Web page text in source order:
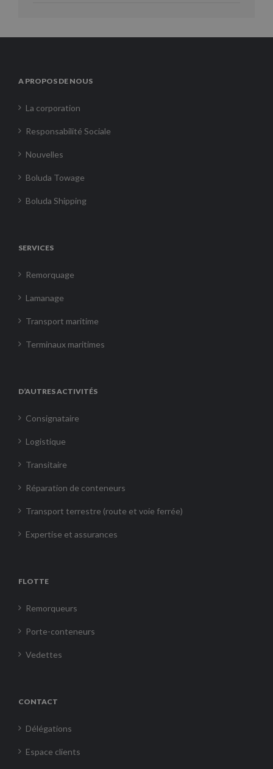
A PROPOS DE NOUS
La corporation
Responsabilité Sociale
Nouvelles
Boluda Towage
Boluda Shipping
SERVICES
Remorquage
Lamanage
Transport maritime
Terminaux maritimes
D’AUTRES ACTIVITÉS
Consignataire
Logistique
Transitaire
Réparation de conteneurs
Transport terrestre (route et voie ferrée)
Expertise et assurances
FLOTTE
Remorqueurs
Porte-conteneurs
Vedettes
CONTACT
Délégations
Espace clients